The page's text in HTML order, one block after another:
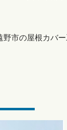
市の屋根カバ